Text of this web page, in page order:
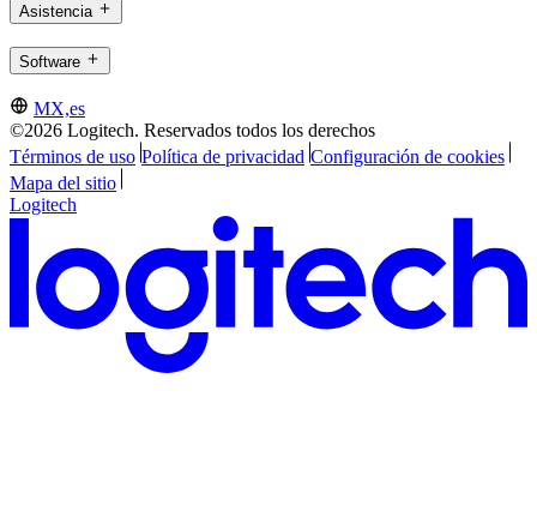
Asistencia
Software
MX,es
©2026 Logitech. Reservados todos los derechos
Términos de uso Política de privacidad Configuración de cookies
Mapa del sitio
Logitech